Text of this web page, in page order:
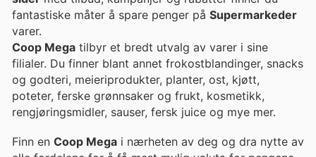
fantastiske måter å spare penger på Supermarkeder
varer.
Coop Mega tilbyr et bredt utvalg av varer i sine
filialer. Du finner blant annet frokostblandinger, snacks
og godteri, meieriprodukter, planter, ost, kjøtt,
poteter, ferske grønnsaker og frukt, kosmetikk,
rengjøringsmidler, sauser, fersk juice og mye mer.
Finn en Coop Mega i nærheten av deg og dra nytte av